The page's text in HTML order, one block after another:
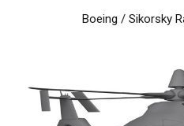
Boeing / Sikorsky